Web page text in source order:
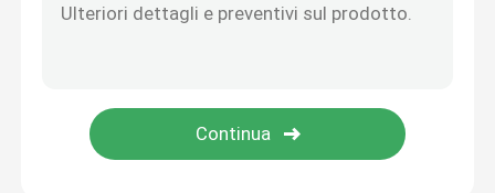
Supporto dell'estremità della vite della palla